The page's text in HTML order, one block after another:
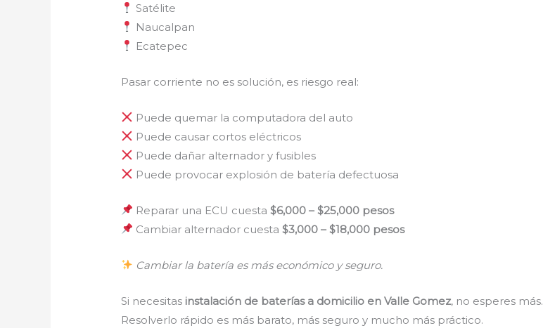
Satélite
Naucalpan
Ecatepec
Pasar corriente no es solución, es riesgo real:
Puede quemar la computadora del auto
Puede causar cortos eléctricos
Puede dañar alternador y fusibles
Puede provocar explosión de batería defectuosa
Reparar una ECU cuesta$6,000 – $25,000 pesos
Cambiar alternador cuesta$3,000 – $18,000 pesos
Cambiar la batería es más económico y seguro.
Si necesitas instalación de baterías a domicilio en Valle Gomez, no esperes más.
Resolverlo rápido es más barato, más seguro y mucho más práctico.